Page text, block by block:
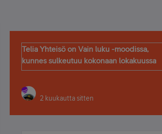
Telia Yhteisö on Vain luku -moodissa,
kunnes sulkeutuu kokonaan lokakuussa
2 kuukautta sitten